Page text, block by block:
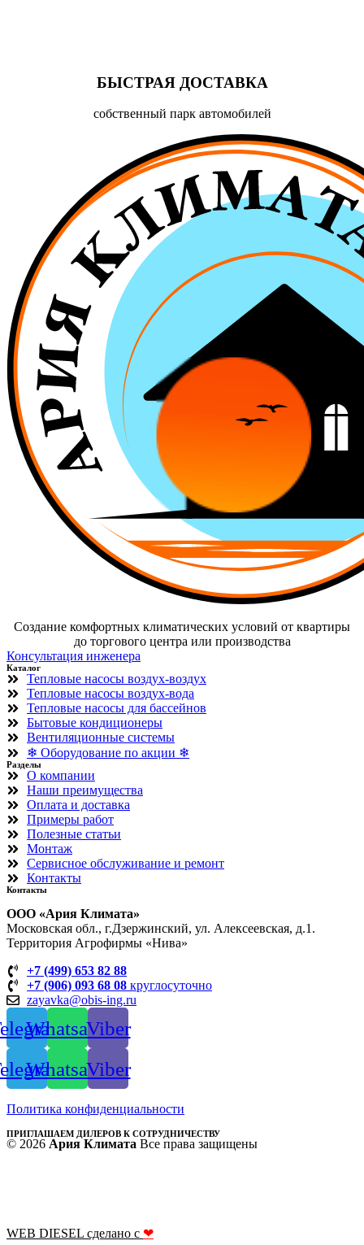
БЫСТРАЯ ДОСТАВКА
собственный парк автомобилей
Cоздание комфортных климатических условий от квартиры
до торгового центра или производства
Консультация инженера
Каталог
Тепловые насосы воздух-воздух
Тепловые насосы воздух-вода
Тепловые насосы для бассейнов
Бытовые кондиционеры
Вентиляционные системы
❄ Оборудование по акции ❄
Разделы
О компании
Наши преимущества
Оплата и доставка
Примеры работ
Полезные статьи
Монтаж
Сервисное обслуживание и ремонт
Контакты
Контакты
OOO «Ария Климата»
Московская обл., г.Дзержинский, ул. Алексеевская, д.1.
Территория Агрофирмы «Нива»
+7 (499) 653 82 88
+7 (906) 093 68 08 круглосуточно
zayavka@obis-ing.ru
WhatsappViber
WhatsappViber
Политика конфиденциальности
ПРИГЛАШАЕМ ДИЛЕРОВ К СОТРУДНИЧЕСТВУ
© 2026 Ария Климата Все права защищены
WEB DIESEL сделано с ❤